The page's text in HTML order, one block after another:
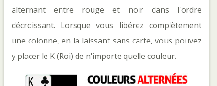
alternant entre rouge et noir dans l'ordre
décroissant. Lorsque vous libérez complètement
une colonne, en la laissant sans carte, vous pouvez
y placer le K (Roi) de n'importe quelle couleur.